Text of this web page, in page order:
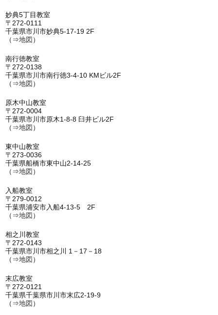
妙典5丁目教室
〒272-0111
千葉県市川市妙典5-17-19 2F
（⇒地図 ）
南行徳教室
〒272-0138
千葉県市川市南行徳3-4-10 KMビル2F
（⇒地図 ）
原木中山教室
〒272-0004
千葉県市川市原木1-8-8 臼井ビル2F
（⇒地図 ）
東中山教室
〒273-0036
千葉県船橋市東中山2-14-25
（⇒地図 ）
入船教室
〒279-0012
千葉県浦安市入船4-13-5 2F
（⇒地図 ）
相之川教室
〒272-0143
千葉県市川市相之川 1－17－18
（⇒地図 ）
末広教室
〒272-0121
千葉県千葉県市川市末広2-19-9
（⇒地図 ）